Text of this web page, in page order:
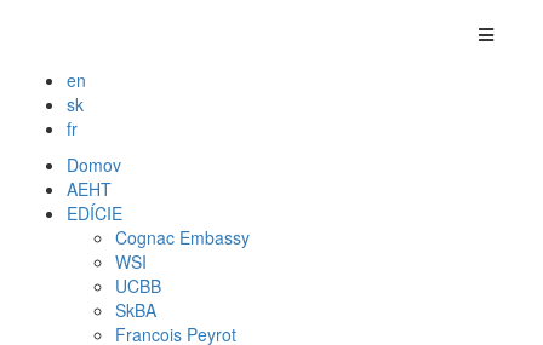
en
sk
fr
Domov
AEHT
EDÍCIE
Cognac Embassy
WSI
UCBB
SkBA
Francois Peyrot